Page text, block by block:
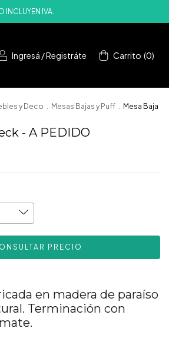
IVA.
Ingresá /Registráte Carrito (0)
y Deco . Mesas Bajas y Puff . Mesa Baja
- A PEDIDO
en madera de paraíso
Terminación con